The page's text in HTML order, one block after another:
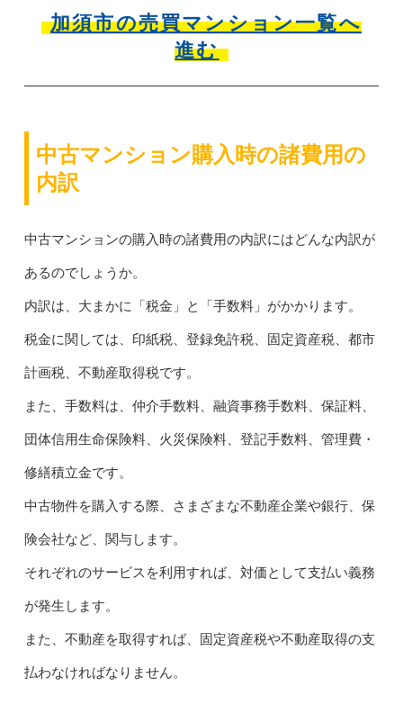
加須市の売買マンション一覧へ
進む
中古マンション購入時の諸費用の
内訳
中古マンションの購入時の諸費用の内訳にはどんな内訳が
あるのでしょうか。
内訳は、大まかに「税金」と「手数料」がかかります。
税金に関しては、印紙税、登録免許税、固定資産税、都市
計画税、不動産取得税です。
また、手数料は、仲介手数料、融資事務手数料、保証料、
団体信用生命保険料、火災保険料、登記手数料、管理費・
修繕積立金です。
中古物件を購入する際、さまざまな不動産企業や銀行、保
険会社など、関与します。
それぞれのサービスを利用すれば、対価として支払い義務
が発生します。
また、不動産を取得すれば、固定資産税や不動産取得の支
払わなければなりません。